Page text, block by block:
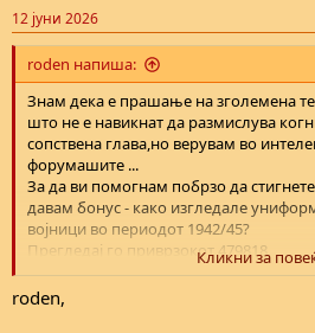
12 јуни 2026
roden напиша:
Знам дека е прашање на зголемена
што не е навикнат да размислува
сопствена глава,но верувам во
форумашите ...
За да ви помогнам побрзо да
давам бонус - како изгледале
војници во периодот 1942/45?
Прегледај го приврзокот 479818
Прегледај го приврзокот 479819
Кликни за
roden,